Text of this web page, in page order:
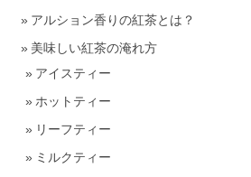
アルション香りの紅茶とは？
美味しい紅茶の淹れ方
アイスティー
ホットティー
リーフティー
ミルクティー